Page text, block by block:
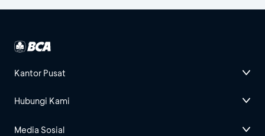
Kantor Pusat
Hubungi Kami
Media Sosial